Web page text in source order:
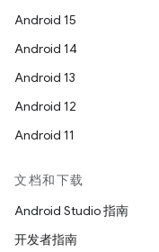
Android 15
Android 14
Android 13
Android 12
Android 11
文档和下载
Android Studio 指南
开发者指南